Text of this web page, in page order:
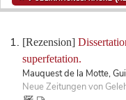
[Rezension]
superfetation.
Mauquest de la Motte,
Neue Zeitungen von